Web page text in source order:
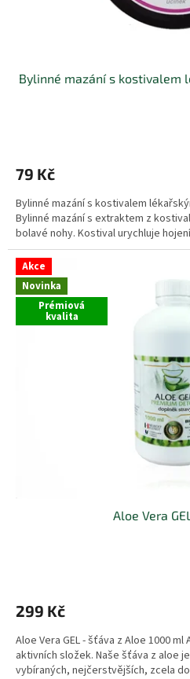
Bylinné mazání s kostivalem
79 Kč
Bylinné mazání s kostivalem
Bylinné mazání s extraktem z
bolavé nohy. Kostival urychluje
Akce
Novinka
Prémiová
kvalita
Aloe Vera
299 Kč
Aloe Vera GEL - šťáva z Aloe 1000
aktivních složek. Naše šťáva z aloe
vybíraných, nejčerstvějších, zcela